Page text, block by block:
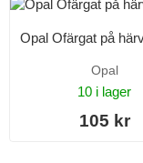
Opal Ofärgat på
Opal
10 i lager
105 kr